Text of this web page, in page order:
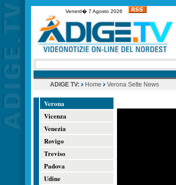
Venerd� 7 Agosto 2026
ADIGE TV: Home Verona Sette News
Verona
Vicenza
Venezia
Rovigo
Treviso
Padova
Udine